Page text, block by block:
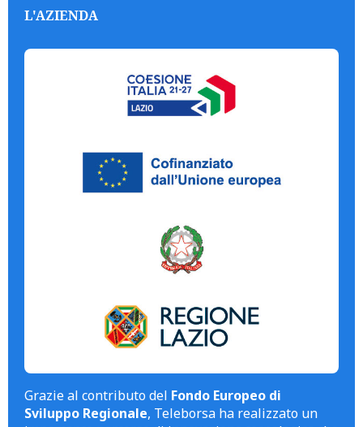
L'AZIENDA
Grazie al contributo del Fondo Europeo di
Sviluppo Regionale, Teleborsa ha realizzato un